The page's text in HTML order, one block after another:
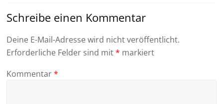
Schreibe einen Kommentar
Deine E-Mail-Adresse wird nicht veröffentlicht.
Erforderliche Felder sind mit* markiert
Kommentar*